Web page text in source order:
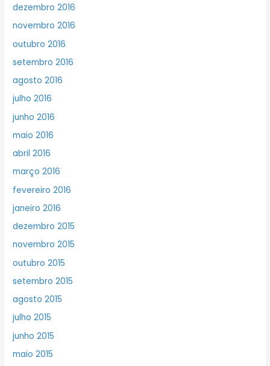
dezembro 2016
novembro 2016
outubro 2016
setembro 2016
agosto 2016
julho 2016
junho 2016
maio 2016
abril 2016
março 2016
fevereiro 2016
janeiro 2016
dezembro 2015
novembro 2015
outubro 2015
setembro 2015
agosto 2015
julho 2015
junho 2015
maio 2015